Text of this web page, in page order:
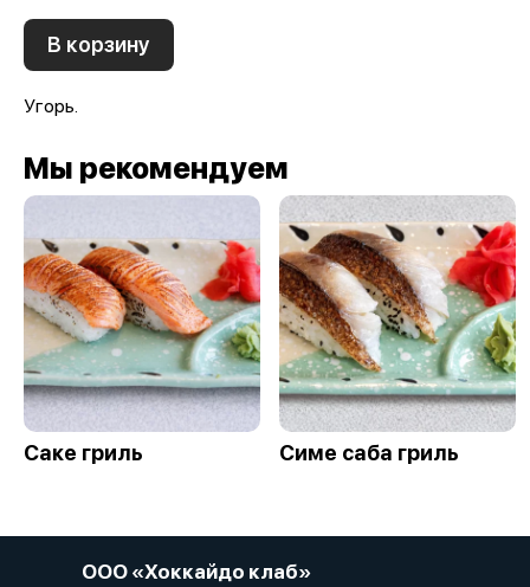
В корзину
Угорь.
Мы рекомендуем
Саке гриль Симе саба гриль
ООО «Хоккайдо клаб»